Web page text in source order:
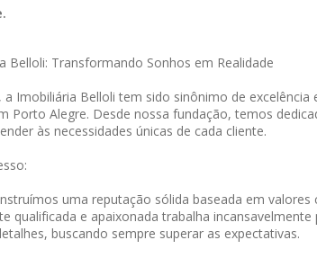
Belloli: Transformando Sonhos em Realidade
a Imobiliária Belloli tem sido sinônimo de
Porto Alegre. Desde nossa fundação, temos
às necessidades únicas de cada cliente.
uma reputação sólida baseada em
qualificada e apaixonada trabalha
buscando sempre superar as expectativas.